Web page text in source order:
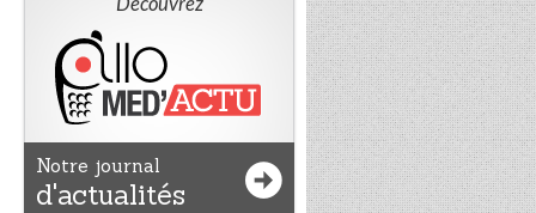
Notre journal
d'actualités